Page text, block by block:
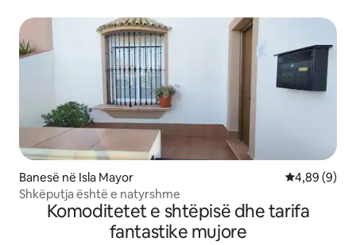
Banesë në Isla Mayor Vlerësimi
4,89 (9)
Shkëputja është e natyrshme
Komoditetet e shtëpisë dhe tarifa
fantastike mujore